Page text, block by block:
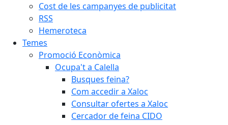
Cost de les campanyes de publicitat
RSS
Hemeroteca
Temes
Promoció Econòmica
Ocupa't a Calella
Busques feina?
Com accedir a Xaloc
Consultar ofertes a Xaloc
Cercador de feina CIDO